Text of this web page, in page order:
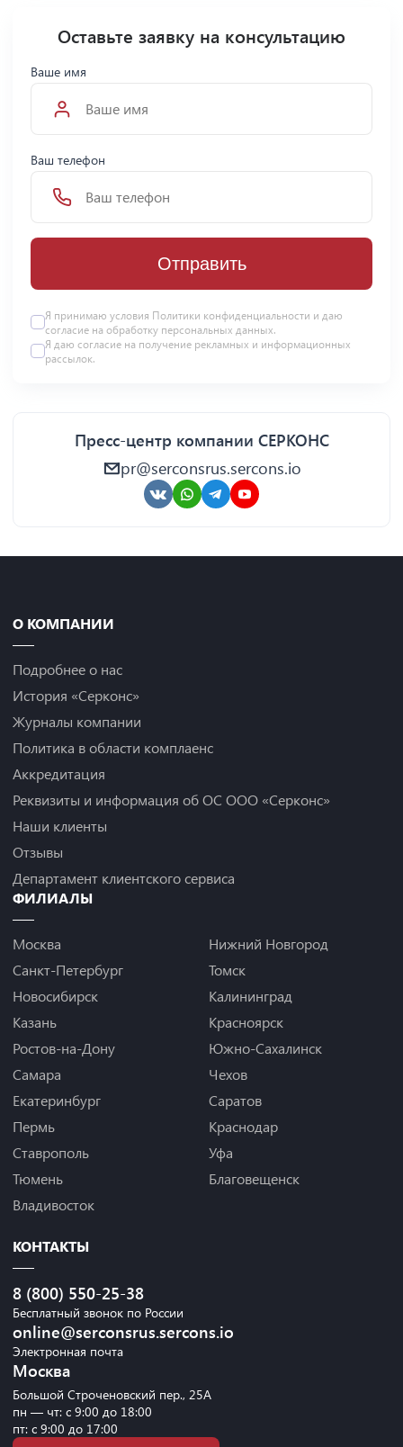
Оставьте заявку на консультацию
Ваше имя
Ваш телефон
Отправить
Я принимаю условия Политики конфиденциальности и даю
согласие на обработку персональных данных.
Я даю согласие на получение рекламных и информационных
рассылок.
Пресс-центр компании СЕРКОНС
pr@serconsrus.sercons.io
О КОМПАНИИ
Подробнее о нас
История «Серконс»
Журналы компании
Политика в области комплаенс
Аккредитация
Реквизиты и информация об ОС ООО «Серконс»
Наши клиенты
Отзывы
Департамент клиентского сервиса
ФИЛИАЛЫ
Москва
Санкт-Петербург
Новосибирск
Казань
Ростов-на-Дону
Самара
Екатеринбург
Пермь
Ставрополь
Тюмень
Владивосток
Нижний Новгород
Томск
Калининград
Красноярск
Южно-Сахалинск
Чехов
Саратов
Краснодар
Уфа
Благовещенск
КОНТАКТЫ
8 (800) 550-25-38
Бесплатный звонок по России
online@serconsrus.sercons.io
Электронная почта
Москва
Большой Строченовский пер., 25А
пн — чт: с 9:00 до 18:00
пт: с 9:00 до 17:00